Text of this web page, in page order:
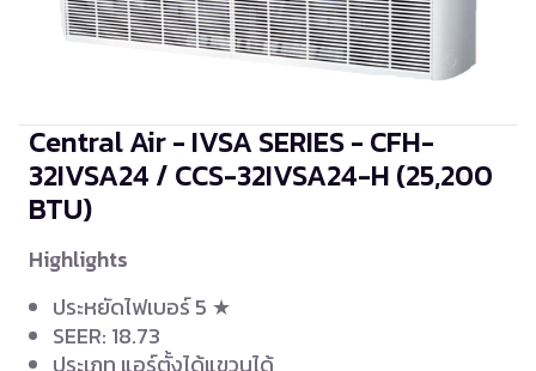
Central Air - IVSA SERIES - CFH-
32IVSA24 / CCS-32IVSA24-H (25,200
BTU)
Highlights
ประหยัดไฟเบอร์ 5 ★
SEER: 18.73